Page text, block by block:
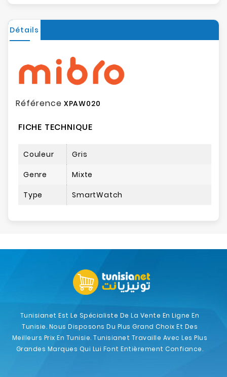
Détails
Référence XPAW020
FICHE TECHNIQUE
Couleur
Gris
Genre
Mixte
Type
SmartWatch
Tunisianet Est Le Spécialiste De La Vente En Ligne En
Tunisie. Nous Disposons Du Plus Grand Choix Et Des
Meilleurs Prix En Tunisie. Tunisianet Travaille Avec Les Plus
Grandes Marques Qui Lui Font Entièrement Confiance.